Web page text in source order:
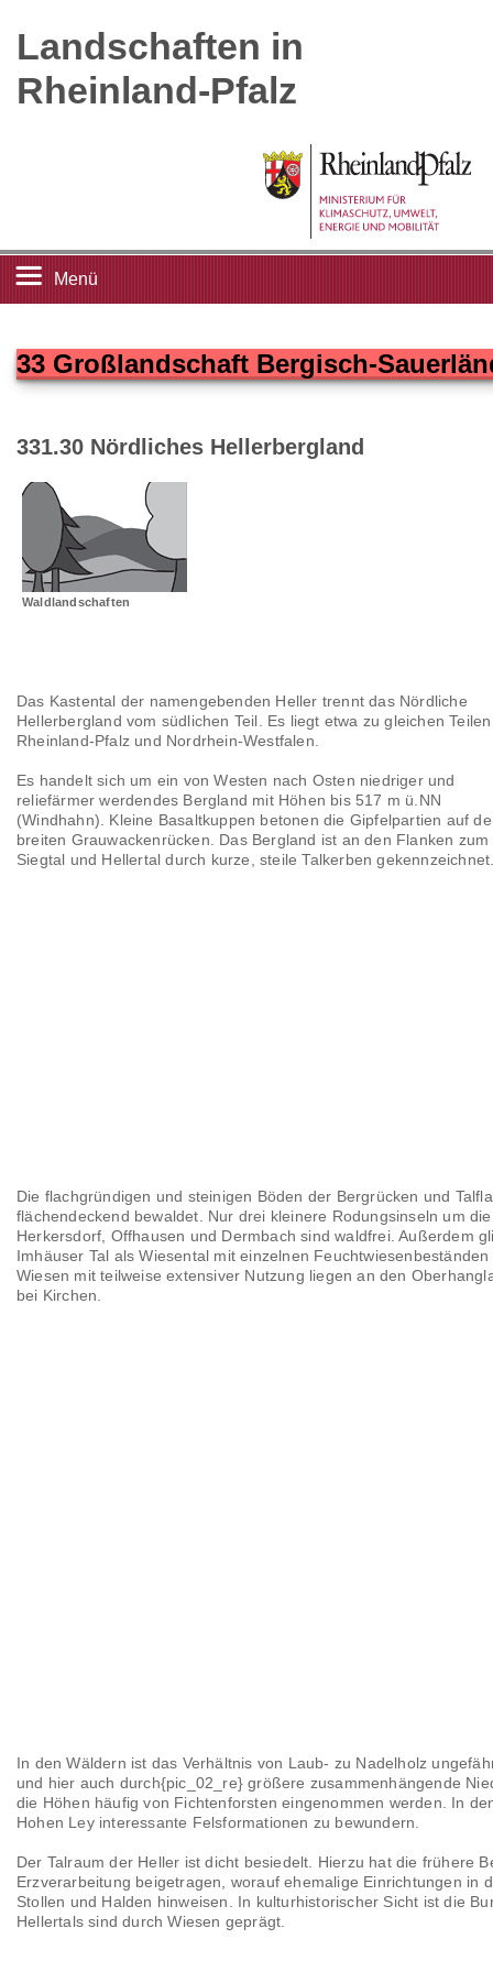
Landschaften in
Rheinland-Pfalz
Menü
Landschaftsleitbilder
Großlandschaften
Landschaftsräume
Glossar
33 Großlandschaft Bergisch-
331.30 Nördliches Hellerbergland
Waldlandschaften
Das Kastental der namengebenden Heller trennt das Nördliche
Hellerbergland vom südlichen Teil. Es liegt etwa zu gleichen
Rheinland-Pfalz und Nordrhein-Westfalen.
Es handelt sich um ein von Westen nach Osten niedriger und
reliefärmer werdendes Bergland mit Höhen bis 517 m ü.NN
(Windhahn). Kleine Basaltkuppen betonen die Gipfelpartien auf
breiten Grauwackenrücken. Das Bergland ist an den Flanken zum
Siegtal und Hellertal durch kurze, steile Talkerben
Die flachgründigen und steinigen Böden der Bergrücken und
flächendeckend bewaldet. Nur drei kleinere Rodungsinseln um
Herkersdorf, Offhausen und Dermbach sind waldfrei. Außerdem
Imhäuser Tal als Wiesental mit einzelnen
Wiesen mit teilweise extensiver Nutzung liegen an den
bei Kirchen.
In den Wäldern ist das Verhältnis von Laub- zu Nadelholz
und hier auch durch{pic_02_re} größere zusammenhängende
die Höhen häufig von Fichtenforsten eingenommen werden. In
Hohen Ley interessante Felsformationen zu bewundern.
Der Talraum der Heller ist dicht besiedelt. Hierzu hat die frühere
Erzverarbeitung beigetragen, worauf ehemalige Einrichtungen
Stollen und Halden hinweisen. In kulturhistorischer Sicht ist die
Hellertals sind durch Wiesen geprägt.